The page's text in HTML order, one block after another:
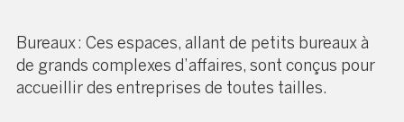
Bureaux : Ces espaces, allant de petits bureaux à
de grands complexes d’affaires, sont conçus pour
accueillir des entreprises de toutes tailles.